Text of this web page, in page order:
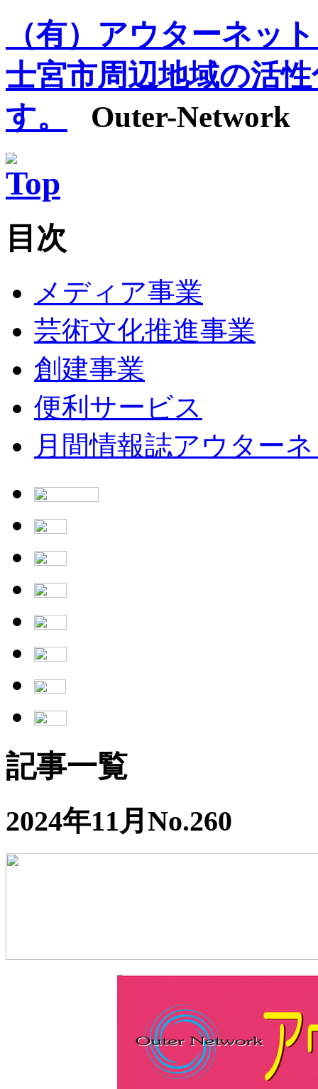
（有）アウターネッ
士宮市周辺地域の活
す。
Outer-Network
目次
メディア事業
芸術文化推進事業
創建事業
便利サービス
月間情報誌アウター
記事一覧
2024年11月No.260